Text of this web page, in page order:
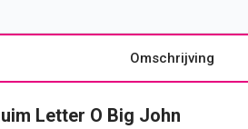
Omschrijving
Letter O Big John